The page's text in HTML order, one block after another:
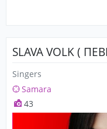
SLAVA VOLK (
Singers
Samara
43